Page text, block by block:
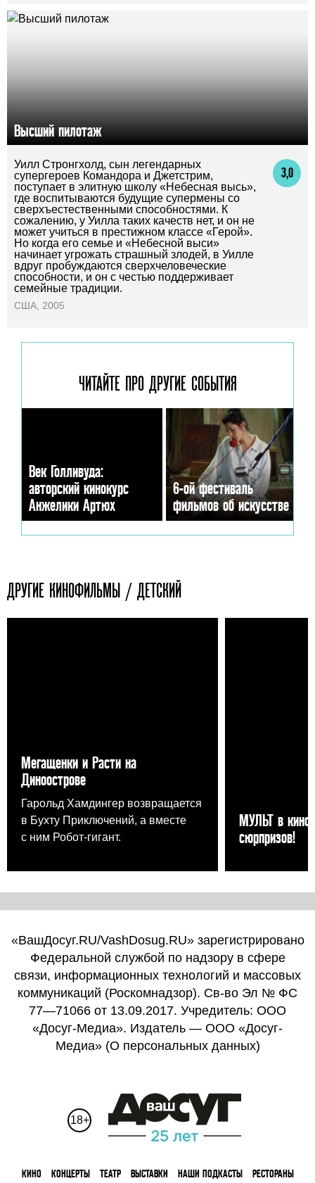
Высший пилотаж
3,0
Уилл Стронгхолд, сын легендарных
супергероев Командора и Джетстрим,
поступает в элитную школу «Небесная высь»,
где воспитываются будущие супермены со
сверхъестественными способностями. К
сожалению, у Уилла таких качеств нет, и он не
может учиться в престижном классе «Герой».
Но когда его семье и «Небесной выси»
начинает угрожать страшный злодей, в Уилле
вдруг пробуждаются сверхчеловеческие
способности, и он с честью поддерживает
семейные традиции.
США, 2005
ЧИТАЙТЕ ПРО ДРУГИЕ СОБЫТИЯ
Век Голливуда:
авторский кинокурс
Анжелики Артюх
6-ой фестиваль
фильмов об искусстве
ДРУГИЕ КИНОФИЛЬМЫ / ДЕТСКИЙ
Мегащенки и Расти на
Диноострове
Гарольд Хамдингер возвращается
в Бухту Приключений, а вместе
с ним Робот-гигант.
МУЛЬТ в кино
сюрпризов!
«ВашДосуг.RU/VashDosug.RU» зарегистрировано
Федеральной службой по надзору в сфере
связи, информационных технологий и массовых
коммуникаций (Роскомнадзор). Св-во Эл № ФС
77—71066 от 13.09.2017. Учредитель: ООО
«Досуг-Медиа». Издатель — ООО «Досуг-
Медиа» (О персональных данных)
18+
КИНО КОНЦЕРТЫ ТЕАТР ВЫСТАВКИ НАШИ ПОДКАСТЫ РЕСТОРАНЫ